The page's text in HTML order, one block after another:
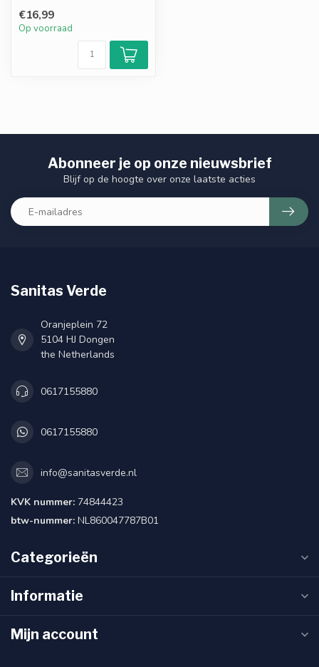
gecom...
€16,99
Op voorraad
Abonneer je op onze nieuwsbrief
Blijf op de hoogte over onze laatste acties
Sanitas Verde
Oranjeplein 72
5104 HJ Dongen
the Netherlands
0617155880
0617155880
info@sanitasverde.nl
KVK nummer: 74844423
btw-nummer: NL860047787B01
Categorieën
Informatie
Mijn account